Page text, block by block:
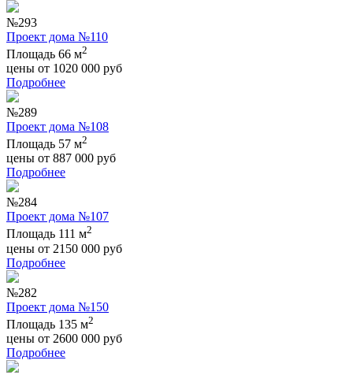
№293
Проект дома №110
Площадь 66 м2
цены от 1020 000 руб
Подробнее
№289
Проект дома №108
Площадь 57 м2
цены от 887 000 руб
Подробнее
№284
Проект дома №107
Площадь 111 м2
цены от 2150 000 руб
Подробнее
№282
Проект дома №150
Площадь 135 м2
цены от 2600 000 руб
Подробнее